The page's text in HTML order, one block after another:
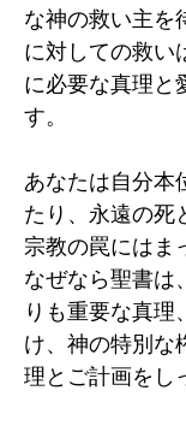
な神の救い主を
に対しての救い
に必要な真理と
す。
あなたは自分本
たり、永遠の死
宗教の罠にはま
なぜなら聖書は
りも重要な真
け、神の特別な
理とご計画をし